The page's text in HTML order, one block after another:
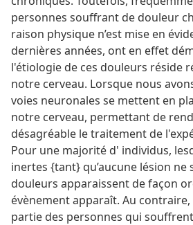
personnes souffrant de douleur
raison physique n’est mise en
dernières années, ont en effet
l'étiologie de ces douleurs réside
notre cerveau. Lorsque nous
voies neuronales se mettent en
notre cerveau, permettant de
désagréable le traitement de
Pour une majorité d' individus,
inertes {tant} qu’aucune lésion ne
douleurs apparaissent de façon
évènement apparaît. Au
partie des personnes qui